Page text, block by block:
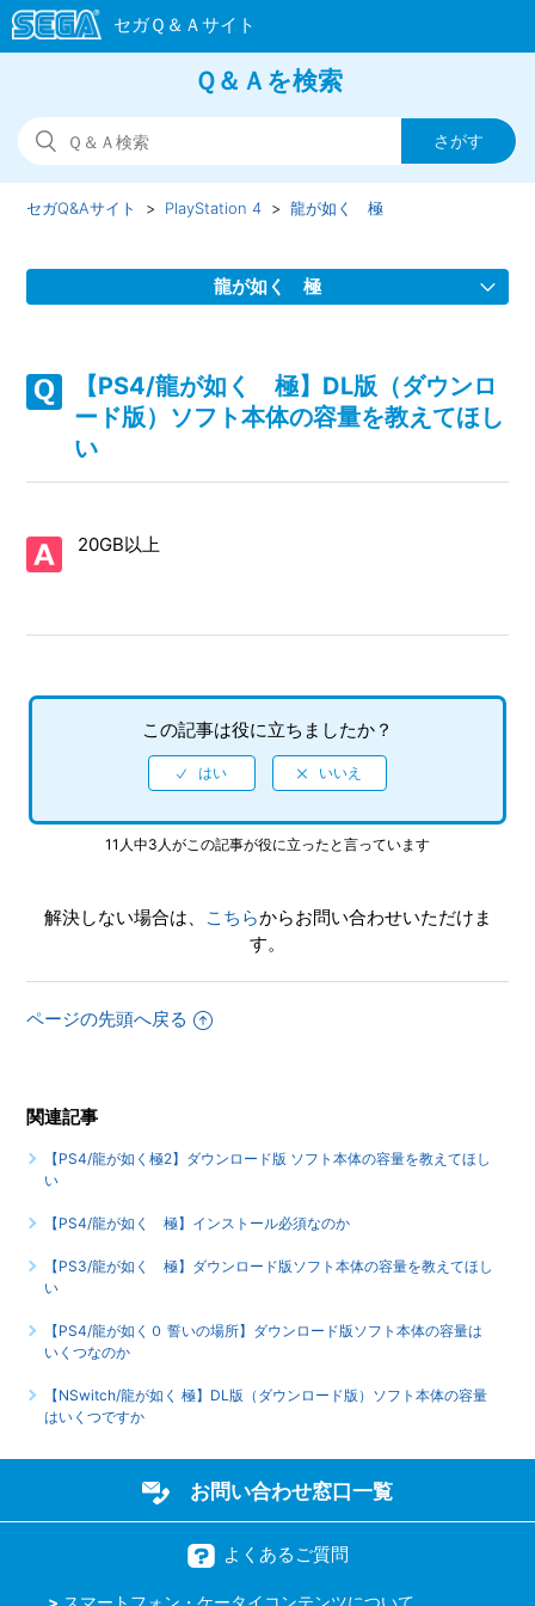
Ｑ＆Ａを検索
セガQ&Aサイト PlayStation 4 龍が如く 極
龍が如く 極
験版」の配信日を教えてほしい
【PS4/龍が如く 極】WEBマニュアルのURLを教えてほし
ほしい
【PS4/龍が如く 極】難易度の違いを教えてほしい
【PS4/龍が如く 極】オンラインに繋げないと手に入らな
いものや特典などはあるのか
【PS4/龍が如く 極】配信される「エクストラコンテン
ツ」や追加DLC、「龍が如く シリーズ」の連動特典はコン
【PS4/龍が如く 極】追加コンテンツのダウンロードはあ
るのか
もっと見る
【PS4/龍が如く 極】DL版（ダウンロ
ード版）ソフト本体の容量を教えてほし
い
20GB以上
この記事は役に立ちましたか？
11人中3人がこの記事が役に立ったと言っています
解決しない場合は、 こちらからお問い合わせいただけま
す。
ページの先頭へ戻る
関連記事
【PS4/龍が如く極2】ダウンロード版 ソフト本体の容量を教えてほし
い
【PS4/龍が如く 極】インストール必須なのか
【PS3/龍が如く 極】ダウンロード版ソフト本体の容量を教えてほし
い
【PS4/龍が如く０ 誓いの場所】ダウンロード版ソフト本体の容量は
いくつなのか
【NSwitch/龍が如く 極】DL版（ダウンロード版）ソフト本体の容量
はいくつですか
お問い合わせ窓口一覧
よくあるご質問